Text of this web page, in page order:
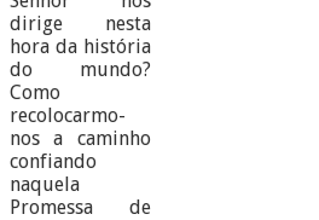
dirige nesta
hora da história
do mundo?
Como
recolocarmo-
nos a caminho
confiando
naquela
Promessa de